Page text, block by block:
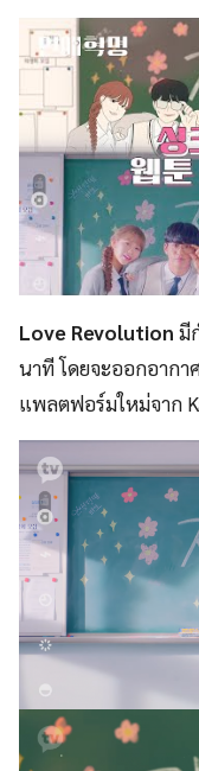
Love Revolution มี
นาที โดยจะออกอากา
แพลตฟอร์มใหม่จาก